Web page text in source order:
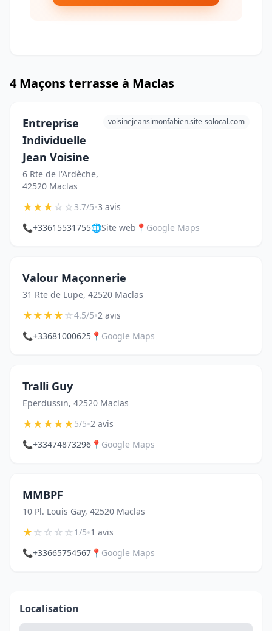
4 Maçons terrasse à Maclas
Entreprise
Individuelle
Jean Voisine
6 Rte de l'Ardèche,
42520 Maclas
voisinejeansimonfabien.site-solocal.com
★★★☆☆3.7/5•3 avis
📞+33615531755🌐Site web 📍 Google Maps
Valour Maçonnerie
31 Rte de Lupe, 42520 Maclas
★★★★☆4.5/5•2 avis
📞+33681000625 📍 Google Maps
Tralli Guy
Eperdussin, 42520 Maclas
★★★★★5/5•2 avis
📞+33474873296 📍 Google Maps
MMBPF
10 Pl. Louis Gay, 42520 Maclas
★☆☆☆☆1/5•1 avis
📞+33665754567 📍 Google Maps
Localisation